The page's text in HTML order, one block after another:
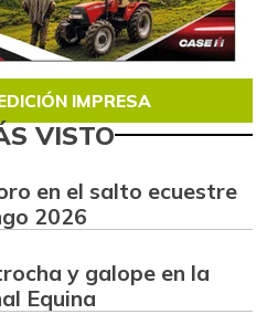
IMPRESA
VISTO
en el salto ecuestre
2026
y galope en la
Equina